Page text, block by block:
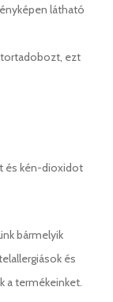
látható
tortadobozt, ezt
és kén-dioxidot
bármelyik
és
a termékeinket.